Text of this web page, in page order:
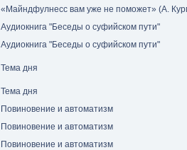
«Майндфулнесс вам уже не поможет» (А.
Аудиокнига "Беседы о суфийском пути"
Аудиокнига "Беседы о суфийском пути"
Тема дня
Тема дня
Повиновение и автоматизм
Повиновение и автоматизм
Повиновение и автоматизм